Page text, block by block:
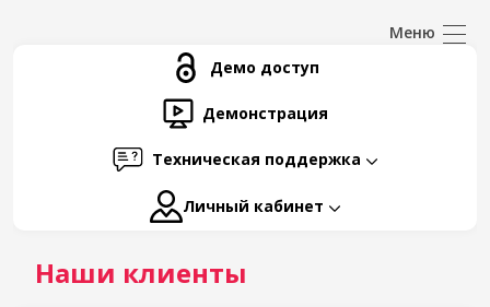
Демо доступ
Демонстрация
Техническая поддержка
Личный кабинет
Наши клиенты